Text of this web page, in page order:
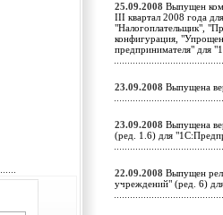
25.09.2008 Выпущен
III квартал 2008 года
"Налогоплательщик",
конфигурация,
предпринимателя" для
23.09.2008 Выпущена
23.09.2008 Выпущена
(ред. 1.6) для
22.09.2008 Выпущен
учреждений" (ред. 6)